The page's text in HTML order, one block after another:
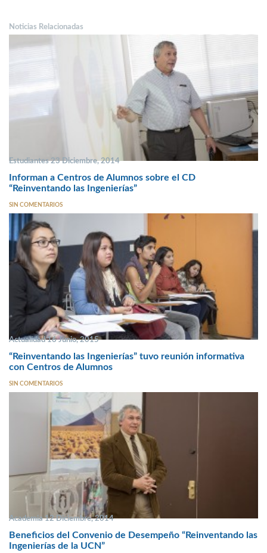
Noticias Relacionadas
Estudiantes 23 Diciembre, 2014
Informan a Centros de Alumnos sobre el CD
“Reinventando las Ingenierías”
SIN COMENTARIOS
Actualidad 16 Junio, 2015
“Reinventando las Ingenierías” tuvo reunión informativa
con Centros de Alumnos
SIN COMENTARIOS
Academia 12 Diciembre, 2014
Beneficios del Convenio de Desempeño “Reinventando las
Ingenierías de la UCN”